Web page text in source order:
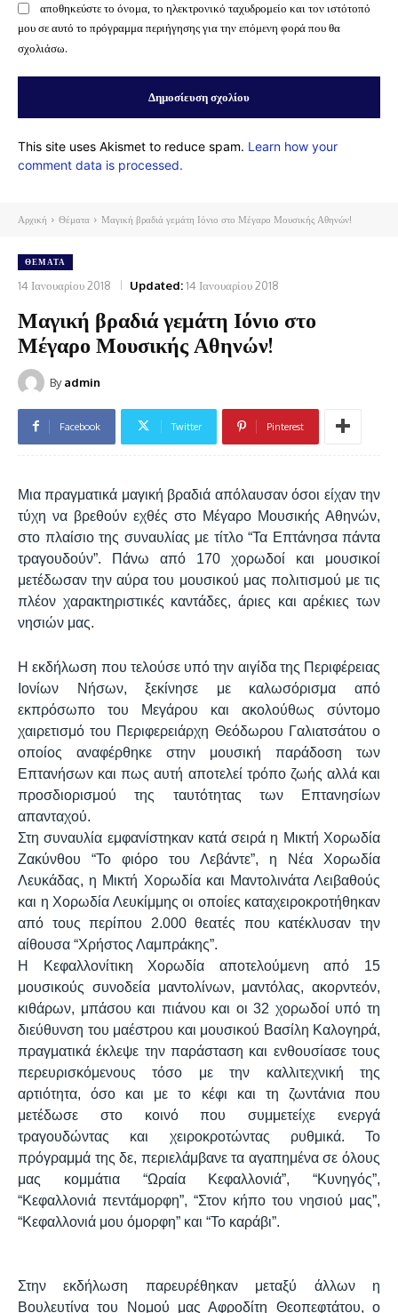
αποθηκεύστε το όνομα, το ηλεκτρονικό ταχυδρομείο και τον ιστότοπό
μου σε αυτό το πρόγραμμα περιήγησης για την επόμενη φορά που θα
σχολιάσω.
This site uses Akismet to reduce spam. Learn how your
comment data is processed.